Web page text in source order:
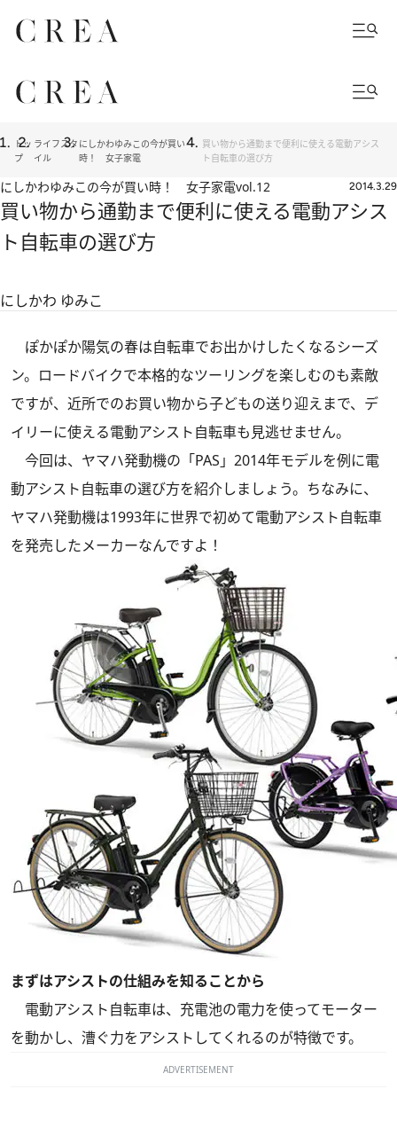
トッ
プ
ライフスタ
イル
にしかわゆみこの今が買い
時！ 女子家電
買い物から通勤まで便利に使える電動アシス
ト自転車の選び方
にしかわゆみこの今が買い時！ 女子家電vol.12 2014.3.29
買い物から通勤まで便利に使える電動アシス
ト自転車の選び方
にしかわ ゆみこ
ぽかぽか陽気の春は自転車でお出かけしたくなるシーズ
ン。ロードバイクで本格的なツーリングを楽しむのも素敵
ですが、近所でのお買い物から子どもの送り迎えまで、デ
イリーに使える電動アシスト自転車も見逃せません。
今回は、ヤマハ発動機の「PAS」2014年モデルを例に電
動アシスト自転車の選び方を紹介しましょう。ちなみに、
ヤマハ発動機は1993年に世界で初めて電動アシスト自転車
を発売したメーカーなんですよ！
まずはアシストの仕組みを知ることから
電動アシスト自転車は、充電池の電力を使ってモーター
を動かし、漕ぐ力をアシストしてくれるのが特徴です。
ADVERTISEMENT